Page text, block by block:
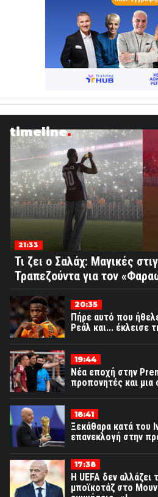
timeline
21:33
Τι ζει ο Σαλάχ: Μαγικές
Τραπεζούντα για τον
20:35
Πήρε αυτό που
Ρεάλ και... έκλεισε
19:44
Νέα εποχή στην
προπονητές και μια
18:41
Ξεκάθαρα κατά του
επανεκλογή στην
17:38
Η UEFA δεν αλλάζει
μποϊκοτάζ στο